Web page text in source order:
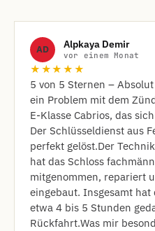
AD Alpkaya Demir
vor einem Monat
★★★★★
​5 von 5 Sternen –
ein Problem mit dem
E-Klasse Cabrios, das
Der Schlüsseldienst aus
perfekt gelöst. ​Der
hat das Schloss
mitgenommen, repariert
eingebaut. Insgesamt hat
etwa 4 bis 5 Stunden
Rückfahrt. ​Was mir